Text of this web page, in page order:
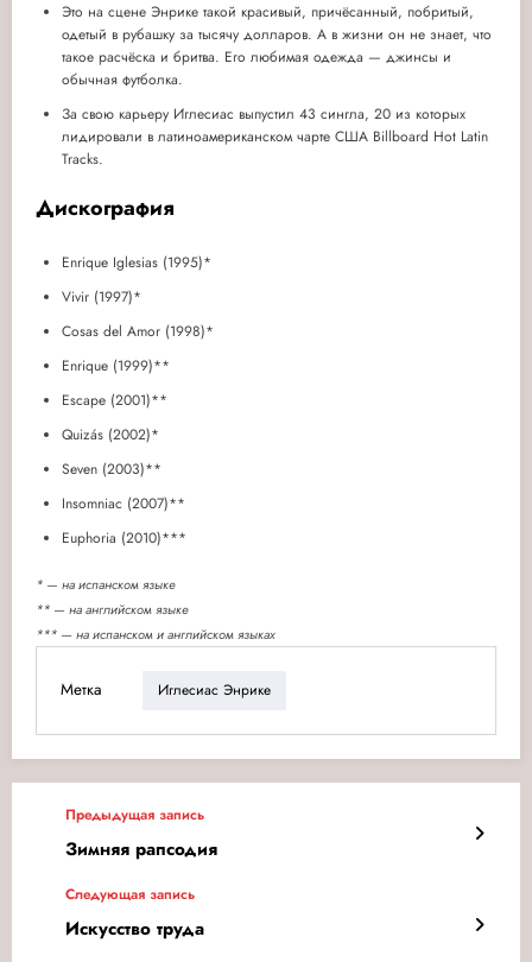
Это на сцене Энрике такой красивый, причёсанный, побритый,
одетый в рубашку за тысячу долларов. А в жизни он не знает, что
такое расчёска и бритва. Его любимая одежда — джинсы и
обычная футболка.
За свою карьеру Иглесиас выпустил 43 сингла, 20 из которых
лидировали в латиноамериканском чарте США Billboard Hot Latin
Tracks.
Дискография
Enrique Iglesias (1995)*
Vivir (1997)*
Cosas del Amor (1998)*
Enrique (1999)**
Escape (2001)**
Quizás (2002)*
Seven (2003)**
Insomniac (2007)**
Euphoria (2010)***
* — на испанском языке
** — на английском языке
*** — на испанском и английском языках
Метка Иглесиас Энрике
Предыдущая запись
Зимняя рапсодия
Следующая запись
Искусство труда